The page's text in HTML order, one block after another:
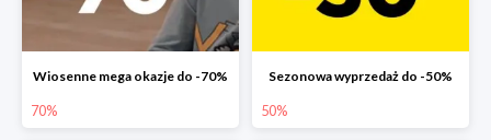
Wiosenne mega okazje do -70%
70%
Sezonowa wyprzedaż do -50%
50%